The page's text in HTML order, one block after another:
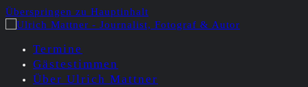
Überspringen zu Hauptinhalt
Termine
Gästestimmen
Über Ulrich Mattner